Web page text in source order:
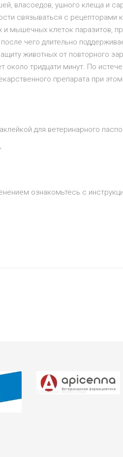
власоедов, ушного клеща и
связываться с
мышечных клеток паразитов,
чего длительно
животных от повторного
около тридцати минут. По
препарата при
для ветеринарного
ознакомьтесь с